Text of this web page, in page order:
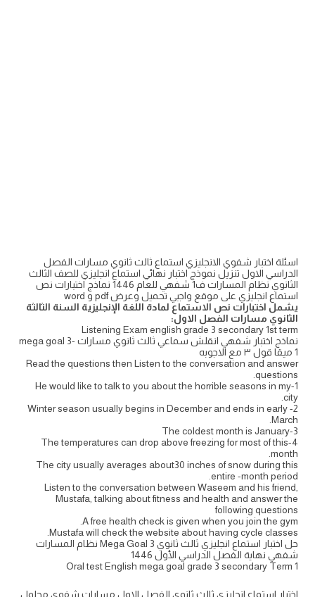
اسئلة اختبار شفوي الانجليزي استماع ثالث ثانوي مسارات الفصل
الدراسي الاول تنزيل نموذج اختبار نهائي استماع انجليزي للصف الثالث
الثانوي نظام المسارات ف1 شفهي للعام 1446 نماذج اختبارات نص
استماع انجليزي على موقع واجبي تحميل وعرض pdf و word
يشمل اختبارات نص الاستماع لمادة اللغة الإنجليزية السنة الثالثة
الثانوي مسارات الفصل الاول:
Listening Exam english grade 3 secondary 1st term
نماذج اختبار شفهي انقلش سماعي ثالث ثانوي مسارات mega goal 3-
1 ميقا قول ٣ مع الاجوبه
Read the questions then Listen to the conversation and answer
questions.
1-He would like to talk to you about the horrible seasons in my
city.
2- Winter season usually begins in December and ends in early
March.
3-The coldest month is January
4-The temperatures can drop above freezing for most of this
month.
The city usually averages about30 inches of snow during this
entire -month period.
Listen to the conversation between Waseem and his friend,
Mustafa, talking about fitness and health and answer the
following questions
A free health check is given when you join the gym.
Mustafa will check the website about having cycle classes.
حل اختبار استماع انجليزي ثالث ثانوي Mega Goal 3 نظام المسارات
شفهي نهاية الفصل الدراسي الأول 1446
Oral test English mega goal grade 3 secondary Term 1
اختبار استماع انجليزي ثالث ثانوي الفصل الاول مسارات شفوي محلول